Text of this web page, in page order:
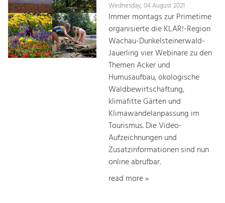
Wednesday, 04 August 2021
Immer montags zur Primetime
organisierte die KLAR!-Region
Wachau-Dunkelsteinerwald-
Jauerling vier Webinare zu den
Themen Acker und
Humusaufbau, ökologische
Waldbewirtschaftung,
klimafitte Gärten und
Klimawandelanpassung im
Tourismus. Die Video-
Aufzeichnungen und
Zusatzinformationen sind nun
online abrufbar.
read more »